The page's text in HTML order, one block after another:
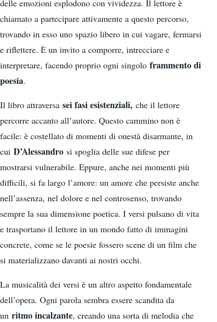
delle emozioni esplodono con vividezza. Il lettore è
chiamato a partecipare attivamente a questo percorso,
trovando in esso uno spazio libero in cui vagare, fermarsi
e riflettere. È un invito a comporre, intrecciare e
interpretare, facendo proprio ogni singolo frammento di
poesia.
Il libro attraversa sei fasi esistenziali, che il lettore
percorre accanto all’autore. Questo cammino non è
facile: è costellato di momenti di onestà disarmante, in
cui D’Alessandro si spoglia delle sue difese per
mostrarsi vulnerabile. Eppure, anche nei momenti più
difficili, si fa largo l’amore: un amore che persiste anche
nell’assenza, nel dolore e nel controsenso, trovando
sempre la sua dimensione poetica. I versi pulsano di vita
e trasportano il lettore in un mondo fatto di immagini
concrete, come se le poesie fossero scene di un film che
si materializzano davanti ai nostri occhi.
La musicalità dei versi è un altro aspetto fondamentale
dell’opera. Ogni parola sembra essere scandita da
un ritmo incalzante, creando una sorta di melodia che